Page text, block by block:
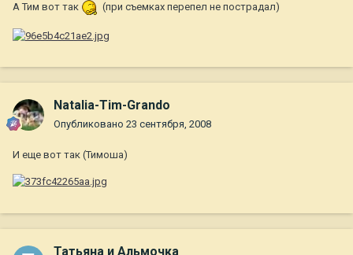
А Тим вот так (при съемках перепел не пострадал)
Natalia-Tim-Grando
Опубликовано 23 сентября, 2008
И еще вот так (Тимоша)
Татьяна и Альмочка